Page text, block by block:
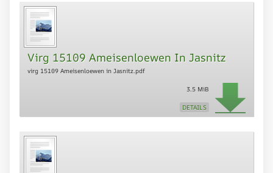
Virg 15109 Ameisenloewen In Jasnitz
virg 15109 Ameisenloewen in Jasnitz.pdf
3.5 MiB
DETAILS